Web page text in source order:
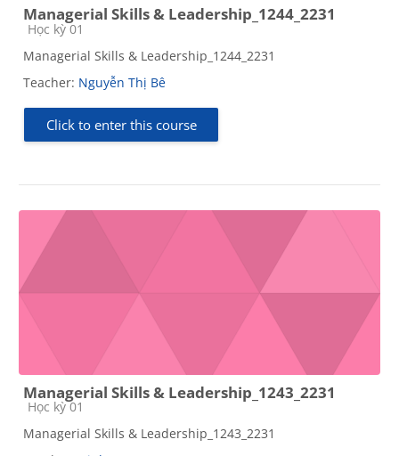
Managerial Skills & Leadership_1244_2231
Course category
Học kỳ 01
Managerial Skills & Leadership_1244_2231
Teacher: Nguyễn Thị Bê
Click to enter this course
Managerial Skills & Leadership_1243_2231
Course category
Học kỳ 01
Managerial Skills & Leadership_1243_2231